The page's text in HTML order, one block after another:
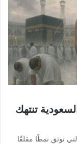
تنتهك
التي توثق نمطًا مقلقًا